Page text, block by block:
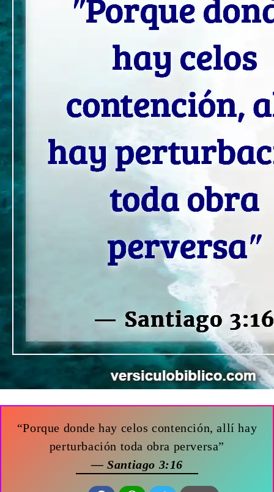
“Porque donde hay celos contención, allí hay
perturbación toda obra perversa”
— Santiago 3:16